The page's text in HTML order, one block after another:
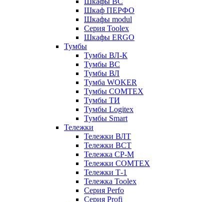
Шкаф ПЕРФО
Шкафы modul
Серия Toolex
Шкафы ERGO
Тумбы
Тумбы ВЛ-К
Тумбы ВС
Тумбы ВЛ
Тумба WOKER
Тумбы COMTEX
Тумбы ТИ
Тумбы Logitex
Тумбы Smart
Тележки
Тележки ВЛТ
Тележки ВСТ
Тележка СР-М
Тележки COMTEX
Тележки Т-1
Тележка Toolex
Серия Perfo
Серия Profi